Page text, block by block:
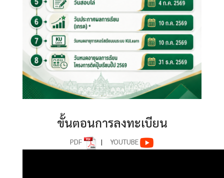
ขั้นตอนการลงทะเบียน
PDF | YOUTUBE